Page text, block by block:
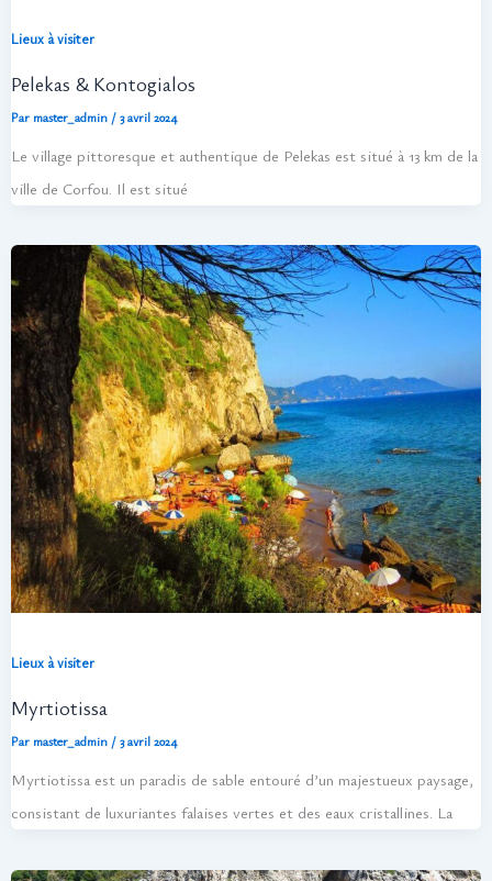
Lieux à visiter
Pelekas & Kontogialos
Par master_admin / 3 avril 2024
Le village pittoresque et authentique de Pelekas est situé à 13 km de la
ville de Corfou. Il est situé
Lieux à visiter
Myrtiotissa
Par master_admin / 3 avril 2024
Myrtiotissa est un paradis de sable entouré d’un majestueux paysage,
consistant de luxuriantes falaises vertes et des eaux cristallines. La